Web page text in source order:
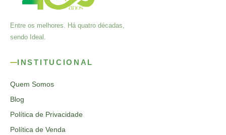
Entre os melhores. Há quatro décadas,
sendo Ideal.
INSTITUCIONAL
Quem Somos
Blog
Política de Privacidade
Política de Venda